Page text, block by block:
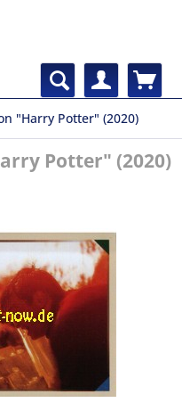
"Harry Potter" (2020)
Potter" (2020)